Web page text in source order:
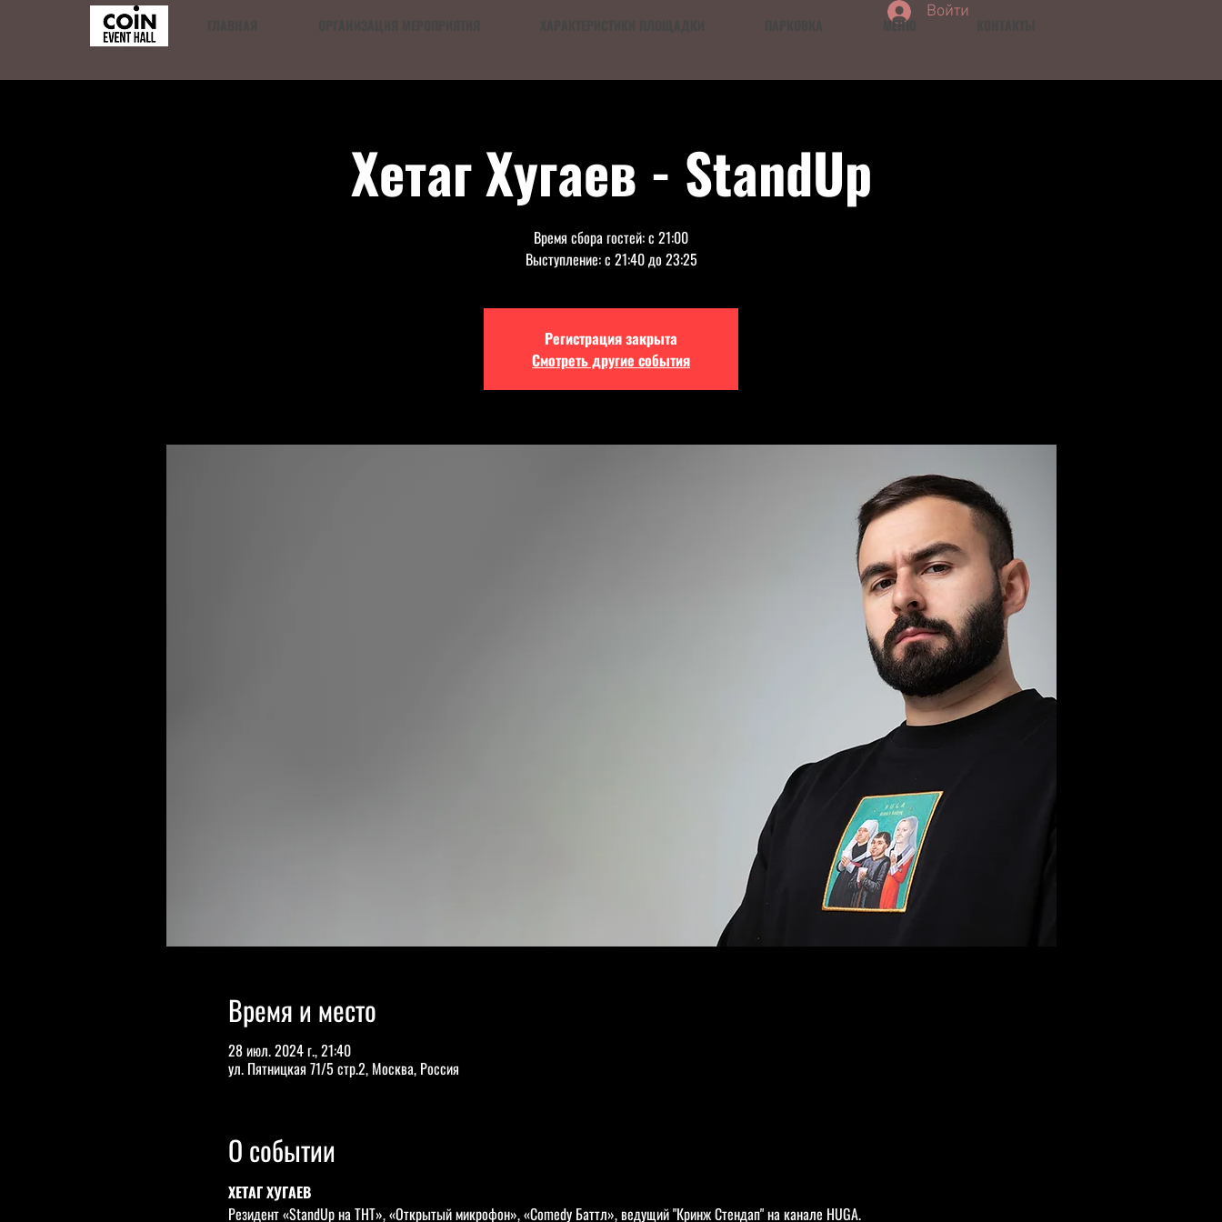
МЕНЮ
Войти
Хетаг Хугаев - StandUp
Время сбора гостей: с 21:00
Выступление: с 21:40 до 23:25
Регистрация закрыта
Смотреть другие события
Время и место
28 июл. 2024 г., 21:40
ул. Пятницкая 71/5 стр.2, Москва, Россия
О событии
ХЕТАГ ХУГАЕВ
Резидент «StandUp на ТНТ», «Открытый микрофон», «Comedy Баттл», ведущий "Кринж Стендап" на канале HUGA.